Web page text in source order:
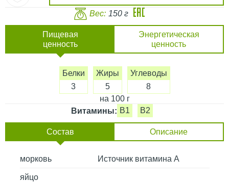
Вес: 150 г
Пищевая
ценность
Энергетическая
ценность
Белки
3
Жиры
5
Углеводы
8
на 100 г
Витамины: B1 B2
Состав Описание
морковь Источник витамина А
яйцо